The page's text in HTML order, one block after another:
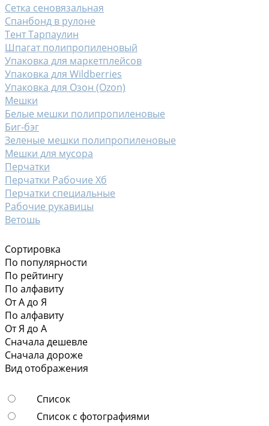
Сетка сеновязальная
Спанбонд в рулоне
Тент Тарпаулин
Шпагат полипропиленовый
Упаковка для маркетплейсов
Упаковка для Wildberries
Упаковка для Озон (Ozon)
Мешки
Белые мешки полипропиленовые
Биг-бэг
Зеленые мешки полипропиленовые
Мешки для мусора
Перчатки
Перчатки Рабочие Хб
Перчатки специальные
Рабочие рукавицы
Ветошь
Сортировка
По популярности
По рейтингу
По алфавиту
От А до Я
По алфавиту
От Я до А
Сначала дешевле
Сначала дороже
Вид отображения
Список
Список с фотографиями